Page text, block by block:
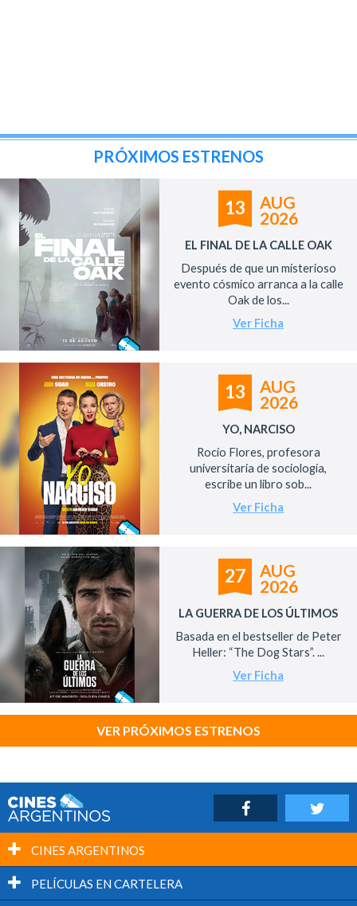
PRÓXIMOS ESTRENOS
13
AUG
2026
EL FINAL DE LA CALLE OAK
Después de que un misterioso
evento cósmico arranca a la calle
Oak de los...
Ver Ficha
13
AUG
2026
YO, NARCISO
Rocío Flores, profesora
universitaria de sociología,
escribe un libro sob...
Ver Ficha
27
AUG
2026
LA GUERRA DE LOS ÚLTIMOS
Basada en el bestseller de Peter
Heller: “The Dog Stars”. ...
Ver Ficha
VER PRÓXIMOS ESTRENOS
CINES ARGENTINOS
PELÍCULAS EN CARTELERA